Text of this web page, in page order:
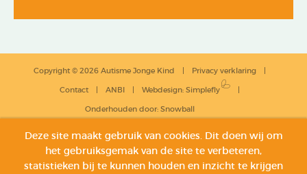
Copyright © 2026 Autisme Jonge Kind Privacy verklaring
Contact ANBI Webdesign: Simplefly
Onderhouden door: Snowball
Deze site maakt gebruik van cookies. Dit doen wij om
het gebruiksgemak van de site te verbeteren,
statistieken bij te kunnen houden en inzicht te krijgen